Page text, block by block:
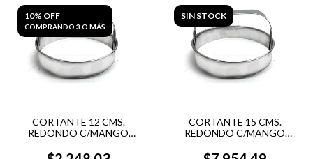
10% OFF
COMPRANDO 3 O MÁS
CORTANTE 12 CMS.
REDONDO C/MANGO
SIN STOCK
CORTANTE 15 CMS.
REDONDO C/MANGO